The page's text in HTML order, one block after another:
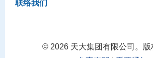
联络我们
© 2026 天大集团有限公司。版